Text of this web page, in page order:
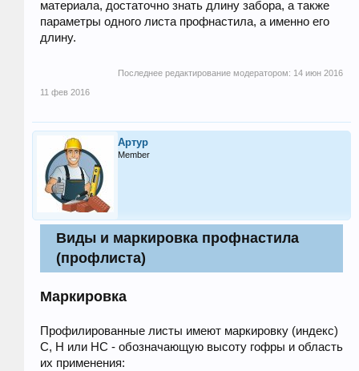
материала, достаточно знать длину забора, а также
параметры одного листа профнастила, а именно его
длину.
Последнее редактирование модератором: 14 июн 2016
11 фев 2016
Артур
Member
Виды и маркировка профнастила
(профлиста)
Маркировка
Профилированные листы имеют маркировку (индекс)
C, H или HС - обозначающую высоту гофры и область
их применения: